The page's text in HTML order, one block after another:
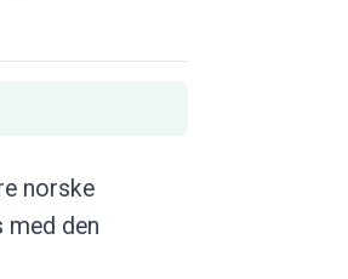
norske
med den